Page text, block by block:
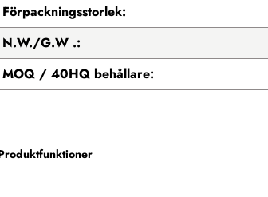
Förpackningsstorlek:
N.W./G.W .:
MOQ / 40HQ behållare: